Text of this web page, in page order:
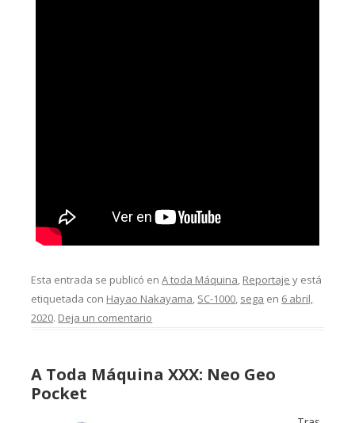
Esta entrada se publicó enA toda Máquina Reportaje y está
etiquetada con Hayao Nakayama SC-1000 sega en 6 abril,
2020. Deja un comentario
A Toda Máquina XXX: Neo Geo
Pocket